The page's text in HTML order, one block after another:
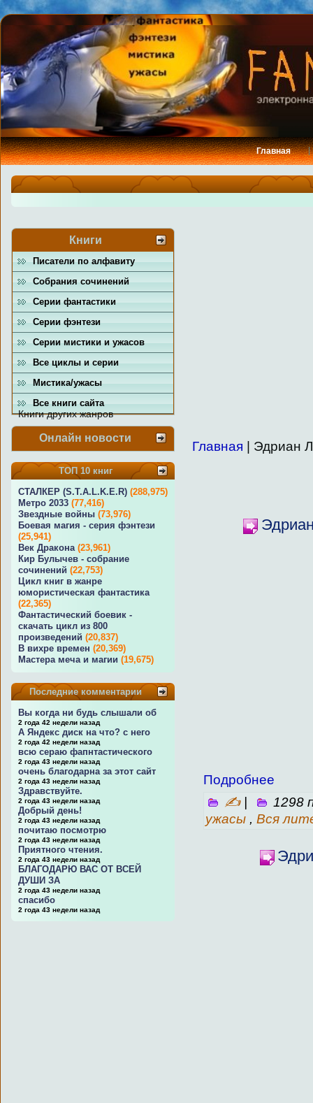
Главная
Книги
Писатели по алфавиту
Собрания сочинений
Серии фантастики
Серии фэнтези
Серии мистики и ужасов
Все циклы и серии
Мистика/ужасы
Все книги сайта
Книги других жанров
Онлайн новости
ТОП 10 книг
СТАЛКЕР (S.T.A.L.K.E.R) (288,975)
Метро 2033 (77,416)
Звездные войны (73,976)
Боевая магия - серия фэнтези
(25,941)
Век Дракона (23,961)
Кир Булычев - собрание
сочинений (22,753)
Цикл книг в жанре
юмористическая фантастика
(22,365)
Фантастический боевик -
скачать цикл из 800
произведений (20,837)
В вихре времен (20,369)
Мастера меча и магии (19,675)
Последние комментарии
Вы когда ни будь слышали об
2 года 42 недели назад
А Яндекс диск на что? с него
2 года 42 недели назад
всю сераю фапнтастического
2 года 43 недели назад
очень благодарна за этот сайт
2 года 43 недели назад
Здравствуйте.
2 года 43 недели назад
Добрый день!
2 года 43 недели назад
почитаю посмотрю
2 года 43 недели назад
Приятного чтения.
2 года 43 недели назад
БЛАГОДАРЮ ВАС ОТ ВСЕЙ
ДУШИ ЗА
2 года 43 недели назад
спасибо
2 года 43 недели назад
Главная | Эдриан
Подробнее
✍|
1298
ужасы , Вся